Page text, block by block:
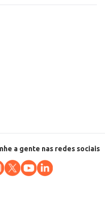
a gente nas redes sociais